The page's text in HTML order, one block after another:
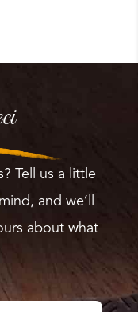
Tell us a little
and we’ll
about what